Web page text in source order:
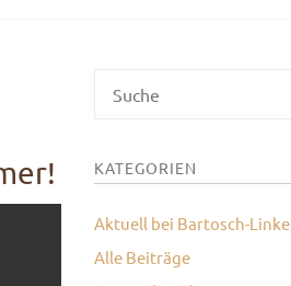
KATEGORIEN
Aktuell bei Bartosch-Linke
Alle Beiträge